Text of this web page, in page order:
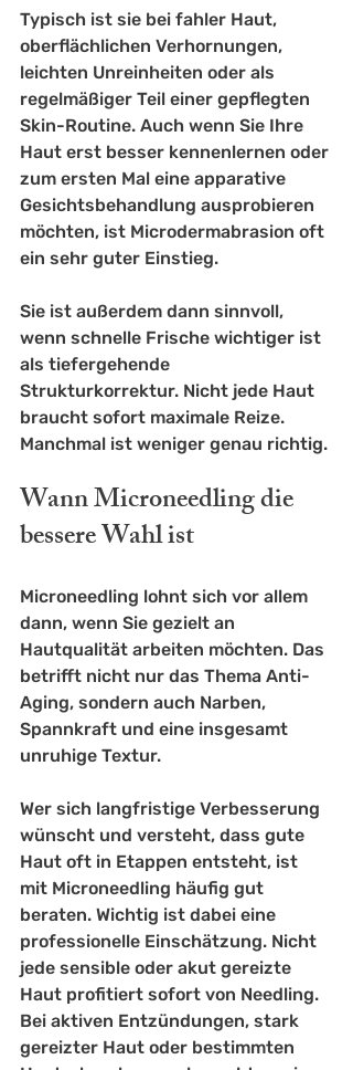
Typisch ist sie bei fahler Haut,
oberflächlichen Verhornungen,
leichten Unreinheiten oder als
regelmäßiger Teil einer gepflegten
Skin-Routine. Auch wenn Sie Ihre
Haut erst besser kennenlernen oder
zum ersten Mal eine apparative
Gesichtsbehandlung ausprobieren
möchten, ist Microdermabrasion oft
ein sehr guter Einstieg.
Sie ist außerdem dann sinnvoll,
wenn schnelle Frische wichtiger ist
als tiefergehende
Strukturkorrektur. Nicht jede Haut
braucht sofort maximale Reize.
Manchmal ist weniger genau richtig.
Wann Microneedling die
bessere Wahl ist
Microneedling lohnt sich vor allem
dann, wenn Sie gezielt an
Hautqualität arbeiten möchten. Das
betrifft nicht nur das Thema Anti-
Aging, sondern auch Narben,
Spannkraft und eine insgesamt
unruhige Textur.
Wer sich langfristige Verbesserung
wünscht und versteht, dass gute
Haut oft in Etappen entsteht, ist
mit Microneedling häufig gut
beraten. Wichtig ist dabei eine
professionelle Einschätzung. Nicht
jede sensible oder akut gereizte
Haut profitiert sofort von Needling.
Bei aktiven Entzündungen, stark
gereizter Haut oder bestimmten